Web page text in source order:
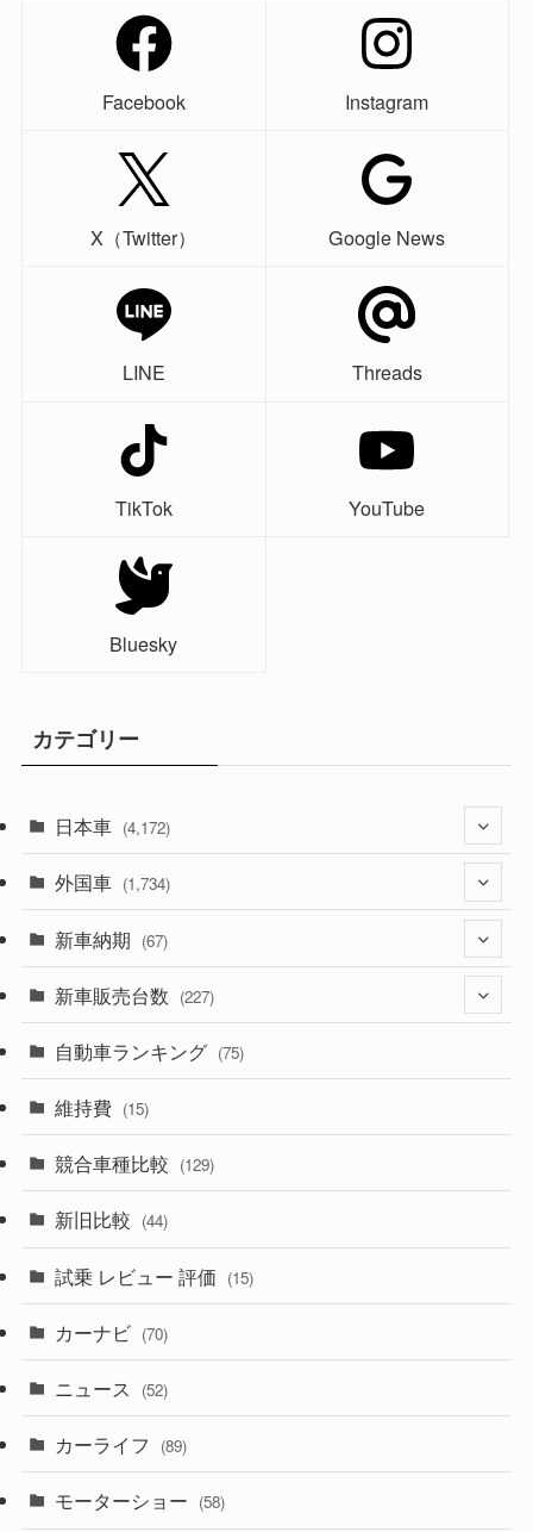
Facebook Instagram
X（Twitter） Google News
LINE Threads
TikTok YouTube
Bluesky
カテゴリー
日本車 (4,172)
(1,321)
(329)
(357)
(328)
(194)
(230)
(253)
外国車 (1,734)
(242)
(85)
(84)
(14)
(222)
(50)
(43)
(6)
(9)
(58)
(28)
(27)
(26)
新車納期 (67)
(28)
(8)
(3)
(3)
(5)
(1)
新車販売台数 (227)
(21)
(5)
(7)
(5)
自動車ランキング (75)
維持費 (15)
競合車種比較 (129)
新旧比較 (44)
試乗 レビュー 評価 (15)
カーナビ (70)
ニュース (52)
カーライフ (89)
モーターショー (58)